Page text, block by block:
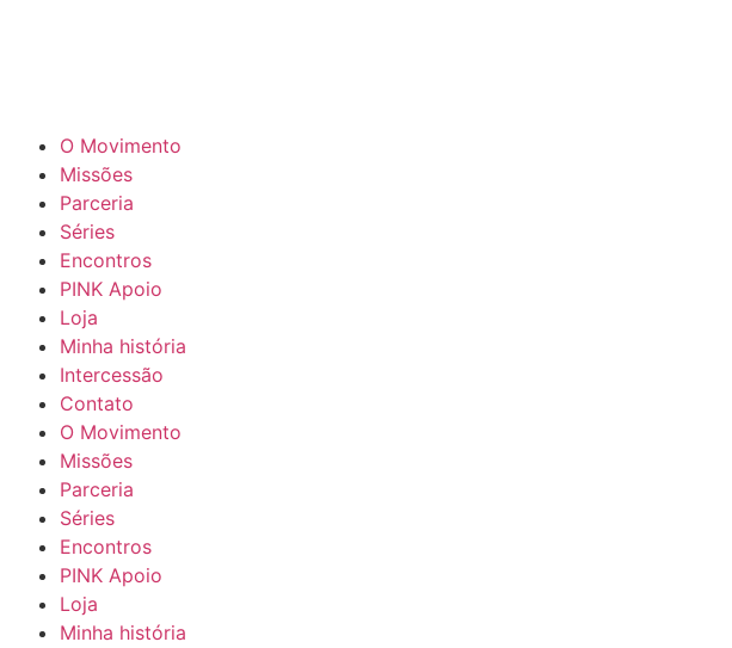
O Movimento
Missões
Parceria
Séries
Encontros
PINK Apoio
Loja
Minha história
Intercessão
Contato
O Movimento
Missões
Parceria
Séries
Encontros
PINK Apoio
Loja
Minha história